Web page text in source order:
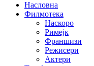
Насловна
Филмотека
Наскоро
Римејк
Франшизи
Режисери
Актери